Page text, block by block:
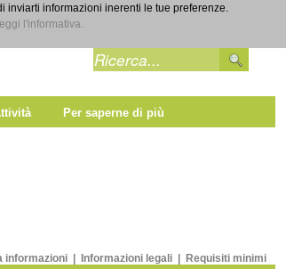
Per saperne di più
informazioni Informazioni legali
Requisiti minimi
inviarti informazioni inerenti le tue preferenze.
l'informativa.